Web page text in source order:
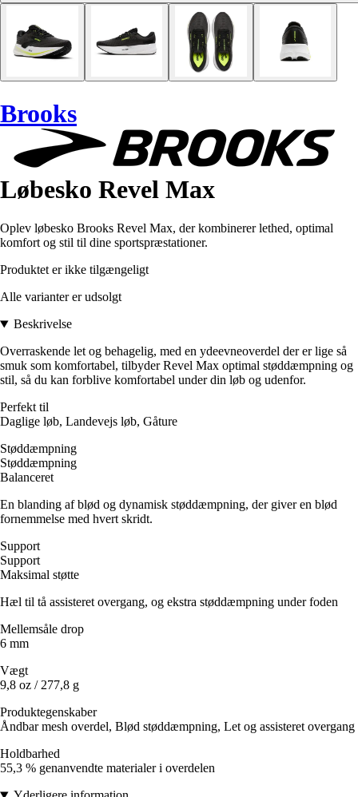
Brooks
Løbesko Revel Max
Oplev løbesko Brooks Revel Max, der kombinerer lethed, optimal
komfort og stil til dine sportspræstationer.
Produktet er ikke tilgængeligt
Alle varianter er udsolgt
Beskrivelse
Overraskende let og behagelig, med en ydeevneoverdel der er lige så
smuk som komfortabel, tilbyder Revel Max optimal støddæmpning og
stil, så du kan forblive komfortabel under din løb og udenfor.
Perfekt til
Daglige løb, Landevejs løb, Gåture
Støddæmpning
Støddæmpning
Balanceret
En blanding af blød og dynamisk støddæmpning, der giver en blød
fornemmelse med hvert skridt.
Support
Support
Maksimal støtte
Hæl til tå assisteret overgang, og ekstra støddæmpning under foden
Mellemsåle drop
6 mm
Vægt
9,8 oz / 277,8 g
Produktegenskaber
Åndbar mesh overdel, Blød støddæmpning, Let og assisteret overgang
Holdbarhed
55,3 % genanvendte materialer i overdelen